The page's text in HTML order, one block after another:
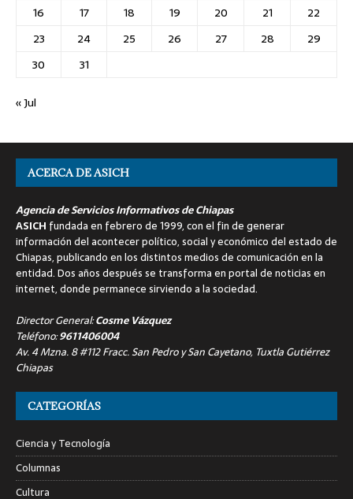
16
17 18 19 20 21
22
23
24 25 26 27 28
29
30
31
« Jul
ACERCA DE ASICH
Agencia de Servicios Informativos de Chiapas
ASICH fundada en febrero de 1999, con el fin de generar
información del acontecer político, social y económico del estado de
Chiapas, publicando en los distintos medios de comunicación en la
entidad. Dos años después se transforma en portal de noticias en
internet, donde permanece sirviendo a la sociedad.
Director General:Cosme Vázquez
Teléfono:9611406004
Av. 4 Mzna. 8 #112 Fracc. San Pedro y San Cayetano, Tuxtla Gutiérrez
Chiapas
CATEGORÍAS
Ciencia y Tecnología
Columnas
Cultura